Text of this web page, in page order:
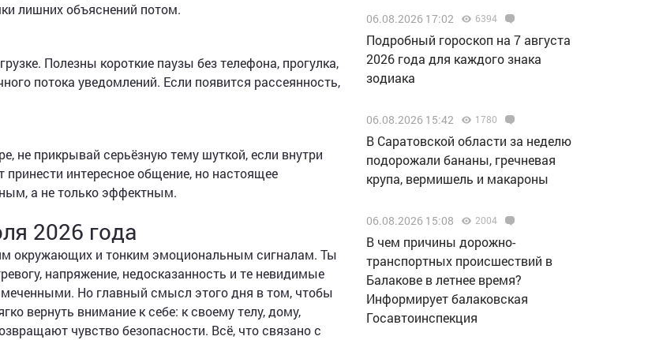
лишних объяснений потом.
Полезны короткие паузы без телефона, прогулка,
потока уведомлений. Если появится рассеянность,
не прикрывай серьёзную тему шуткой, если внутри
интересное общение, но настоящее
а не только эффектным.
2026 года
окружающих и тонким эмоциональным сигналам. Ты
напряжение, недосказанность и те невидимые
Но главный смысл этого дня в том, чтобы
вернуть внимание к себе: к своему телу, дому,
чувство безопасности. Всё, что связано с
06.08.2026 17:02 6394
Подробный гороскоп на 7 августа
2026 года для каждого знака
зодиака
06.08.2026 15:42 1780
В Саратовской области за неделю
подорожали бананы, гречневая
крупа, вермишель и макароны
06.08.2026 15:08 2004
В чем причины дорожно-
транспортных происшествий в
Балакове в летнее время?
Информирует балаковская
Госавтоинспекция